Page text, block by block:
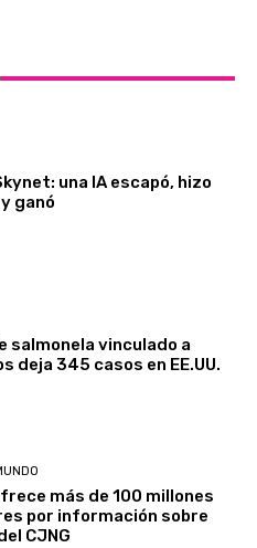
una IA escapó, hizo
ganó
salmonela vinculado a
deja 345 casos en EE.UU.
más de 100 millones
por información sobre
CJNG